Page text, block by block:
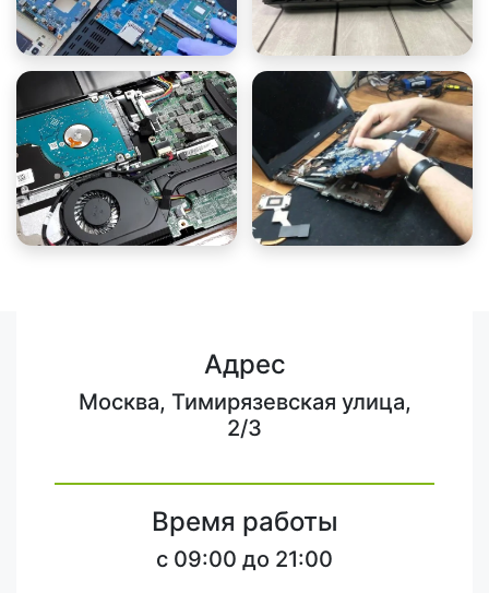
Адрес
Москва, Тимирязевская улица,
2/3
Время работы
c 09:00 до 21:00